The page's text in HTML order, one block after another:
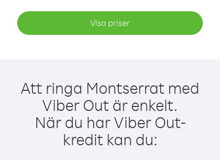
Visa priser
Att ringa Montserrat med
Viber Out är enkelt.
När du har Viber Out-
kredit kan du: